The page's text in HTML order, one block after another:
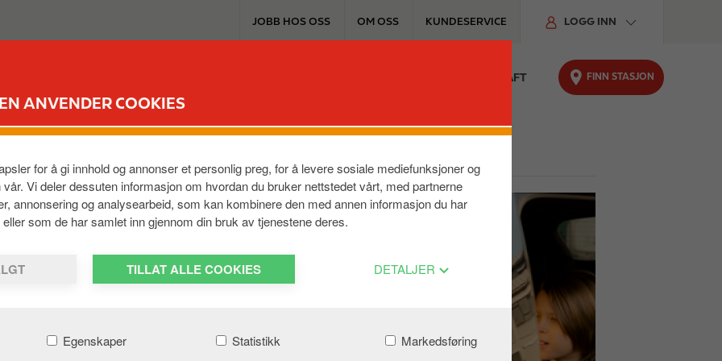
ANVENDER COOKIES
for å gi innhold og annonser et personlig preg, for å levere sosiale mediefunksjoner og
Vi deler dessuten informasjon om hvordan du bruker nettstedet vårt, med partnerne
annonsering og analysearbeid, som kan kombinere den med annen informasjon du har
som de har samlet inn gjennom din bruk av tjenestene deres.
TILLAT ALLE COOKIES DETALJER
Egenskaper Statistikk Markedsføring
u
JOBB HOS OSS OM OSS KUNDESERVICE LOGG INN
BÆREKRAFT FINN STASJON
mens du lader elbilen